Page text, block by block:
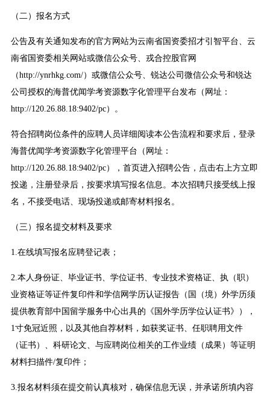
（二）报名方式
公告及有关通知发布的官方网站为云南省国资委招才引智平台、云
南省国资委相关网站或微信公众号、戎合控股官网
（http://ynrhkg.com/）或微信公众号、锐达公司微信公众号和锐达
公司授权的海普优闻学考资源数字化管理平台发布（网址：
http://120.26.88.18:9402/pc）。
符合招聘岗位条件的应聘人员详细阅读本公告流程和要求后，登录
海普优闻学考资源数字化管理平台（网址：
http://120.26.88.18:9402/pc），首页进入招聘公告，点击右上方立即
投递，注册登录后，按要求填写报名信息。本次招聘只接受线上报
名，不接受电话、现场投递或邮寄材料报名。
（三）报名提交材料及要求
1.在线填写报名应聘登记表；
2.本人身份证、毕业证书、学位证书、专业技术资格证、执（职）
业资格证等证件复印件和学信网学历认证报告（国（境）外学历须
提供教育部中国留学服务中心出具的《国外学历学位认证书》），
1寸免冠近照，以及其他自荐材料，如获奖证书、任职聘用文件
（证书）、科研论文、与应聘岗位相关的工作业绩（成果）等证明
材料扫描件/复印件；
3.报名材料须在提交前认真核对，确保信息无误，并承诺所填内容